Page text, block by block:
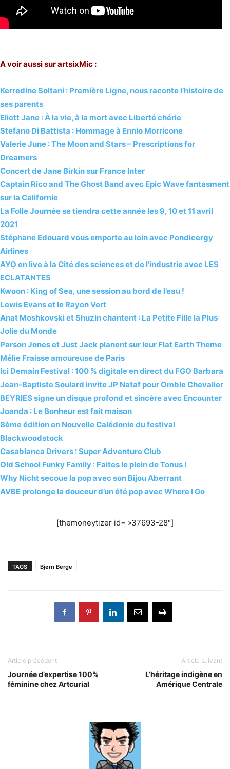
A voir aussi sur artsixMic :
Kerredine Soltani : Première Ligne, nous raconte l’histoire de
ses parents
Eliott Jane : À la vie, à la mort avec Liberté chérie
Stefano Di Battista : Hommage à Ennio Morricone
Valerie June : The Moon and Stars – Prescriptions for
Dreamers
Concert de Jane Birkin sur France Inter
Captain Rico and The Ghost Band avec Epic Wave fantasment
sur la Californie
La Folle Journée se tiendra cette année les 9, 10 et 11 avril
2021
Stéphane Edouard vous emporte au loin avec Pondicergy
Airlines
AYỌ en live à la Cité des sciences et de l’industrie avec LES
ECLATANTES
Kwoon : King of Sea, une session au bord de l’eau !
Lewis Evans et le Rayon Vert
Anat Moshkovski et Shuzin chantent : La Petite Fille la Plus
Jolie du Monde
Parson Jones et Just Jack planent sur leur Flat Earth Theme
Mélie Fraisse amoureuse de Paris
Ici Demain Festival : 100 % digitale en direct du FGO Barbara
Jean-Baptiste Soulard invite JP Nataf pour Omble Chevalier
BEYRIES signe un disque profond et sincère avec Encounter
Joanda : Le Bonheur est fait maison
8ème édition en Nouvelle Calédonie du festival
Blackwoodstock
Casablanca Drivers : Super Adventure Club
Old School Funky Family : Faites le plein de Tonus !
Why Nicht secoue la pop avec son Bijou Aberrant
AVBE prolonge la douceur d’un été pop avec Where I Go
[themoneytizer id= »37693-28″]
TAGS Bjørn Berge
Article précédent
Journée d’expertise 100%
féminine chez Artcurial
Article suivant
L’héritage indigène en
Amérique Centrale